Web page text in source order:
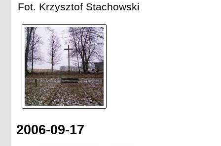
Fot. Krzysztof Stachowski
2006-09-17